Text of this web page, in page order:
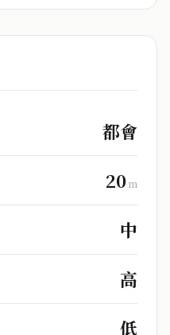
都會
20m
中
高
低